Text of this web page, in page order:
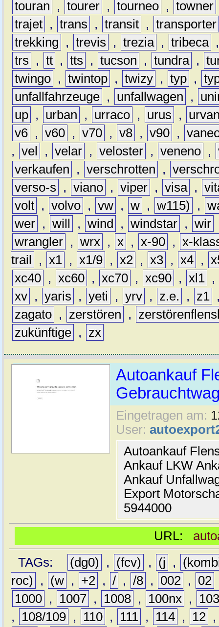
touran , tourer , tourneo , towner
trajet , trans , transit , transporter
trekking
, trevis , trezia , tribeca
trs
, tt , tts , tucson , tundra ,
twingo , twintop , twizy , typ ,
unfallfahrzeuge , unfallwagen ,
up , urban , urraco , urus ,
v6 , v60 , v70 , v8 , v90 ,
, vel , velar , veloster , veneno ,
verkaufen
, verschrotten ,
verso-s
, viano , viper , visa ,
volt , volvo , vw , w , w115) ,
wer , will , wind , windstar , wir
wrangler , wrx , x , x-90 , x-
trail
, x1 , x1/9 , x2 , x3 , x4 ,
xc40 , xc60 , xc70 , xc90 , xl1 ,
xv , yaris , yeti , yrv , z.e. , z1
zagato , zerstören ,
zukünftige , zx
Autoankauf
Eingetragen am:
User:
Autoankauf
Ankauf LKW
Ankauf
Export
5944000
URL:
TAGs:
(dg0) , (fcv) , (j ,
roc)
, (w , +2 , / , /8 , 002 , 02
1000 , 1007 , 1008 , 100nx ,
,
108/109 , 110 , 111 , 114 , 12